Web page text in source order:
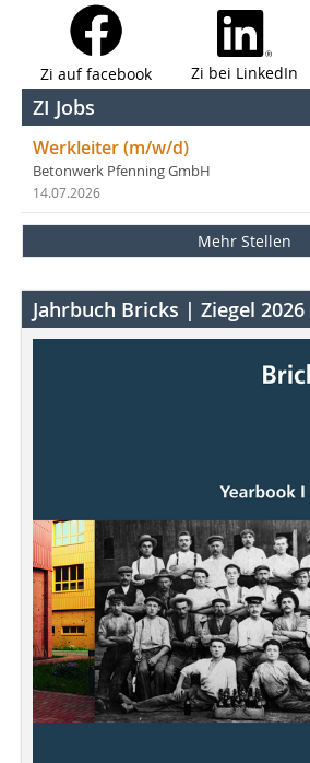
Zi auf facebook Zi bei LinkedIn
ZI Jobs
Werkleiter (m/w/d)
Betonwerk Pfenning GmbH
14.07.2026
Mehr Stellen
Jahrbuch Bricks | Ziegel 2026